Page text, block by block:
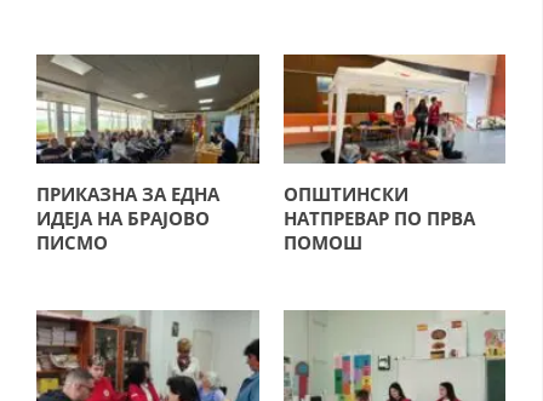
ОРГАНИЗАЦИЈА И РАЗВОЈ
РАКОВОДЕН ОДБОР
СОБРАНИЕ
СТРУКТУРА И ОРГАНИЗАЦИОНА ПОСТАВЕНОСТ
ДИСЕМИНАЦИЈА
ПРОМОЦИЈА НА ХУМАНИ ВРЕДНОСТИ
УПОТРЕБА И ЗАШТИТА НА АМБЛЕМОТ
ПРИКАЗНА ЗА ЕДНА
ИДЕЈА НА БРАЈОВО
ПИСМО
ОПШТИНСКИ
НАТПРЕВАР ПО ПРВА
ПОМОШ